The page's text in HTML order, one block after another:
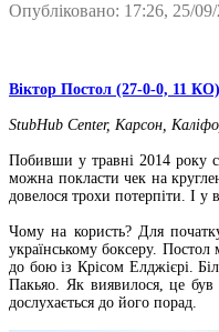
Опубліковано: 17:26, 25/
Віктор Постол (27-0-0, 11 КО)
StubHub Center, Карсон,
Побивши у травні 2014 року
можна покласти чек на
довелося трохи потерпіти. І
Чому на користь? Для
українському боксеру.
до бою із Крісом Елджієрі.
Пакьяо. Як виявилося, це
дослухається до його порад.